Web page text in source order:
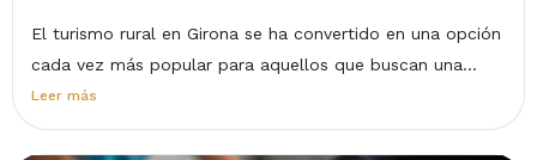
El turismo rural en Girona se ha convertido en una opción
cada vez más popular para aquellos que buscan una...
Leer más